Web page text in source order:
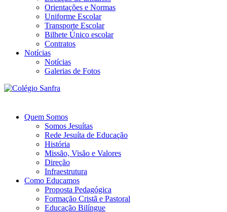
Orientações e Normas
Uniforme Escolar
Transporte Escolar
Bilhete Único escolar
Contratos
Notícias
Notícias
Galerias de Fotos
Quem Somos
Somos Jesuítas
Rede Jesuíta de Educação
História
Missão, Visão e Valores
Direção
Infraestrutura
Como Educamos
Proposta Pedagógica
Formação Cristã e Pastoral
Educação Bilíngue